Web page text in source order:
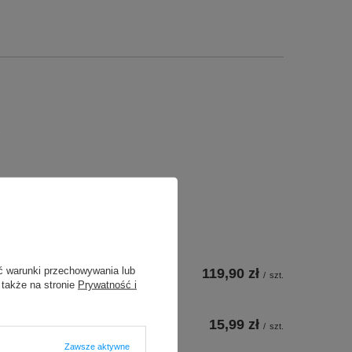
119,90 zł / szt.
15,99 zł / szt.
warunki przechowywania lub
na stronie Prywatność i
Zawsze aktywne